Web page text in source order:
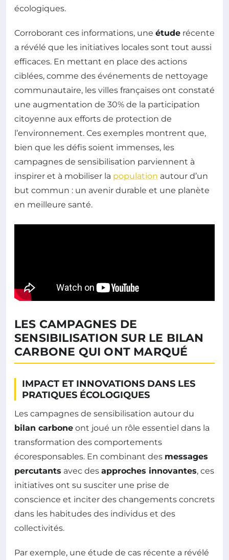
écologiques.
Corroborant ces informations, une étude récente
a révélé que les initiatives locales sont tout aussi
efficaces. En mettant en place des actions
ciblées, comme des événements de nettoyage
communautaire, les villes françaises ont constaté
une augmentation de 30% de la participation
citoyenne aux efforts de protection de
l’environnement. Ces exemples montrent que,
bien que les défis soient immenses, les
campagnes de sensibilisation parviennent à
inspirer et à mobiliser la population autour d’un
but commun : un avenir durable et une planète
en meilleure santé.
LES CAMPAGNES DE
SENSIBILISATION SUR LE BILAN
CARBONE QUI ONT MARQUÉ
IMPACT ET INNOVATIONS DANS LES
PRATIQUES ÉCOLOGIQUES
Les campagnes de sensibilisation autour du
bilan carbone ont joué un rôle essentiel dans la
transformation des comportements
écoresponsables. En combinant des messages
percutants avec des approches innovantes, ces
initiatives ont su susciter une prise de
conscience et inciter des changements concrets
dans les habitudes des individus et des
collectivités.
Par exemple, une étude de cas récente a révélé